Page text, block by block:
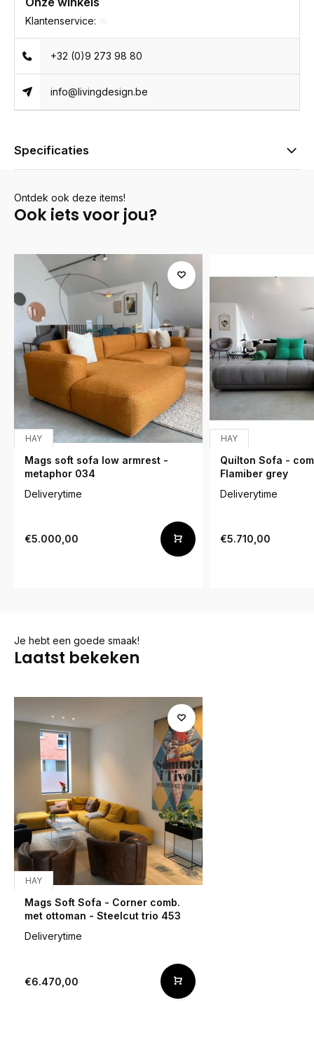
Klantenservice:
+32 (0)9 273 98 80
info@livingdesign.be
Specificaties
Ontdek ook deze items!
Ook iets voor jou?
HAY
Mags soft sofa low armrest -
metaphor 034
Deliverytime
€5.000,00
HAY
Quilton Sofa -
Flamiber grey
Deliverytime
€5.710,00
Je hebt een goede smaak!
Laatst bekeken
HAY
Mags Soft Sofa - Corner comb.
met ottoman - Steelcut trio 453
Deliverytime
€6.470,00